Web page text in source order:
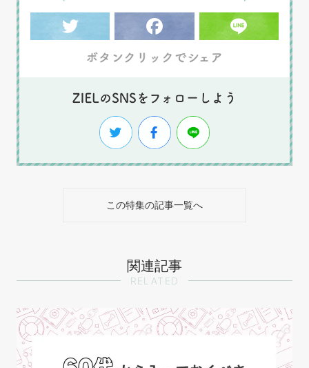
この特集の記事一覧へ
関連記事
RELATED